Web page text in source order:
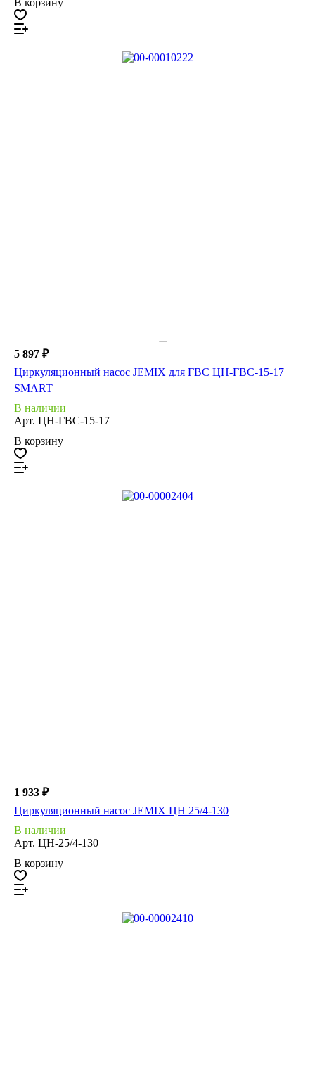
5 897 ₽
Циркуляционный насос JEMIX для ГВС ЦН-ГВС-15-17
SMART
В наличии
Арт. ЦН-ГВС-15-17
В корзину
1 933 ₽
Циркуляционный насос JEMIX ЦН 25/4-130
В наличии
Арт. ЦН-25/4-130
В корзину